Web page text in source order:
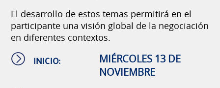
El desarrollo de estos temas permitirá en el
participante una visión global de la negociación
en diferentes contextos.
INICIO:
MIÉRCOLES 13 DE
NOVIEMBRE